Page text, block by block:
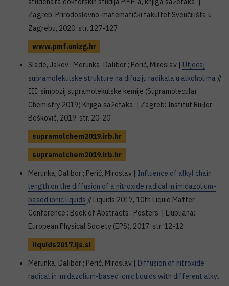
Zagreb: Prirodoslovno-matematički fakultet Sveučilišta u
Zagrebu, 2020. str. 127-127
www.pmf.unizg.hr
Slade, Jakov ; Merunka, Dalibor ; Perić, Miroslav | Utjecaj
supramolekulske strukture na difuziju radikala u alkoholima //
III. simpozij supramolekulske kemije (Supramolecular
Chemistry 2019) Knjiga sažetaka. | Zagreb: Institut Ruđer
Bošković, 2019. str. 20-20
supramolchem2019.irb.hr
supramolchem2019.irb.hr
Merunka, Dalibor ; Perić, Miroslav | Influence of alkyl chain
length on the diffusion of a nitroxide radical in imidazolium-
based ionic liquids // Liquids 2017, 10th Liquid Matter
Conference : Book of Abstracts : Posters. | Ljubljana:
European Physical Society (EPS), 2017. str. 12-12
liquids2017.ijs.si
Merunka, Dalibor ; Perić, Miroslav | Diffusion of nitroxide
radical in imidazolium-based ionic liquids with different alkyl